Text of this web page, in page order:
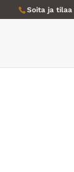
Soita ja tilaa